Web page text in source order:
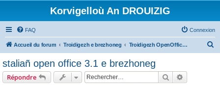
Korvigelloù An DROUIZIG
FAQ Connexion
Accueil du forum Troidigezh e brezhoneg Troidigezh OpenOffice.org e brezhoneg (1.1.x, 2.x ha 3.x)
staliañ open office 3.1 e brezhoneg
Répondre Rechercher